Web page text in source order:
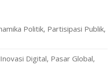
Politik, Partisipasi Publik,
Digital, Pasar Global,